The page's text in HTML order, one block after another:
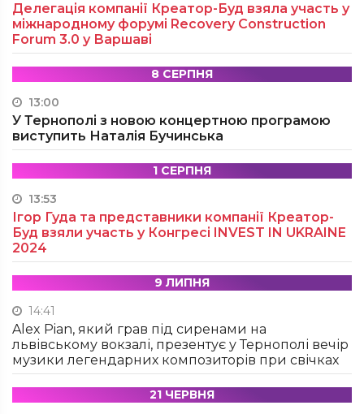
Делегація компанії Креатор-Буд взяла участь у
міжнародному форумі Recovery Construction
Forum 3.0 у Варшаві
8 СЕРПНЯ
13:00
У Тернополі з новою концертною програмою
виступить Наталія Бучинська
1 СЕРПНЯ
13:53
Ігор Гуда та представники компанії Креатор-
Буд взяли участь у Конгресі INVEST IN UKRAINE
2024
9 ЛИПНЯ
14:41
Alex Pian, який грав під сиренами на
львівському вокзалі, презентує у Тернополі вечір
музики легендарних композиторів при свічках
21 ЧЕРВНЯ